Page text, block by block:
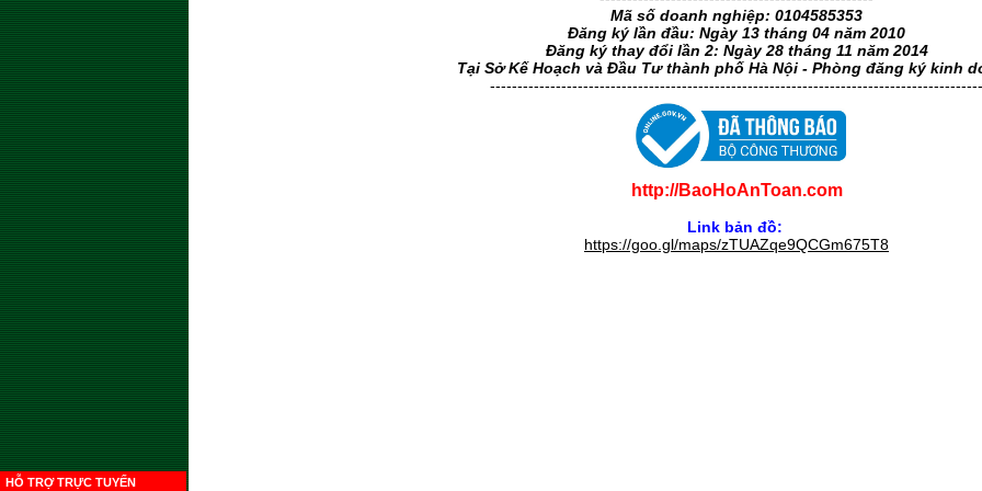
HỖ TRỢ TRỰC TUYẾN
Mã số doanh nghiệp: 0104585353
Đăng ký lần đầu: Ngày 13 tháng 04 năm 2010
Đăng ký thay đổi lần 2: Ngày 28 tháng 11 năm 2014
Tại Sở Kế Hoạch và Đầu Tư thành phố Hà Nội - Phòng đăng ký kinh
------------------------------------------------------------------------------------------
http://BaoHoAnToan.com
Link bản đồ:
https://goo.gl/maps/zTUAZqe9QCGm675T8